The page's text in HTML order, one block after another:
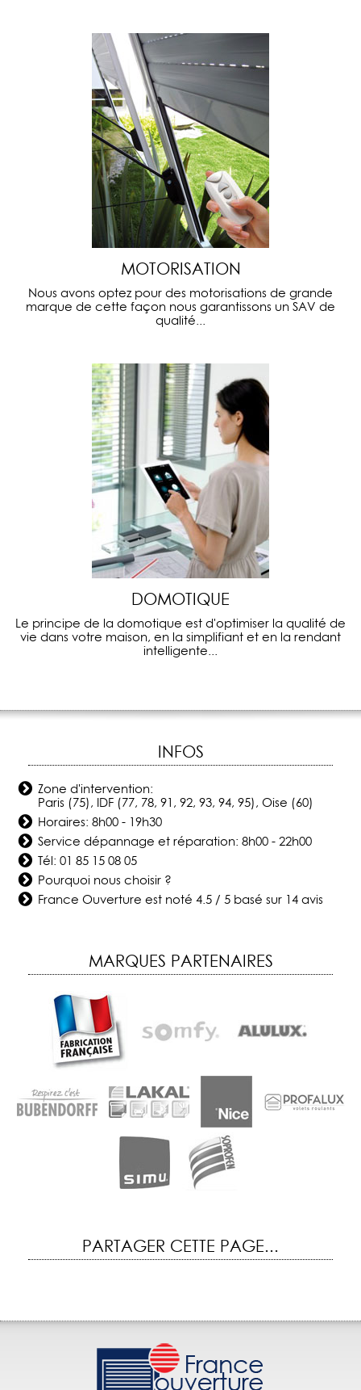
MOTORISATION
Nous avons optez pour des motorisations de grande
marque de cette façon nous garantissons un SAV de
qualité...
DOMOTIQUE
Le principe de la domotique est d'optimiser la qualité de
vie dans votre maison, en la simplifiant et en la rendant
intelligente...
INFOS
Zone d'intervention:
Paris (75), IDF (77, 78, 91, 92, 93, 94, 95), Oise (60)
Horaires: 8h00 - 19h30
Service dépannage et réparation: 8h00 - 22h00
Tél:01 85 15 08 05
Pourquoi nous choisir ?
France Ouverture est noté4.5 /5 basé sur 14avis
MARQUES PARTENAIRES
PARTAGER CETTE PAGE...